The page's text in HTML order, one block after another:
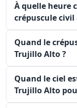
À quelle heure
crépuscule
Quand le
Trujillo Alto ?
Quand le ciel
Trujillo Alto